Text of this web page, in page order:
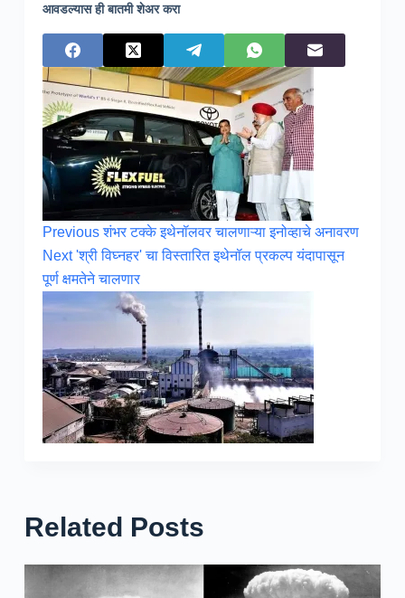
आवडल्यास ही बातमी शेअर करा
Previousशंभर टक्के इथेनॉलवर चालणाऱ्या इनोव्हाचे अनावरण
Next'श्री विघ्नहर' चा विस्तारित इथेनॉल प्रकल्प यंदापासून
पूर्ण क्षमतेने चालणार
Related Posts